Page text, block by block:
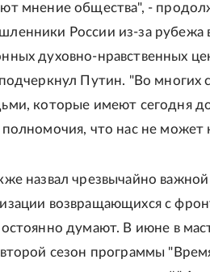
мнение общества", -
России из-за рубежа
духовно-нравственных
Путин. "Во многих
которые имеют сегодня
полномочия, что нас не может
назвал чрезвычайно
возвращающихся с
думают. В июне в
сезон программы